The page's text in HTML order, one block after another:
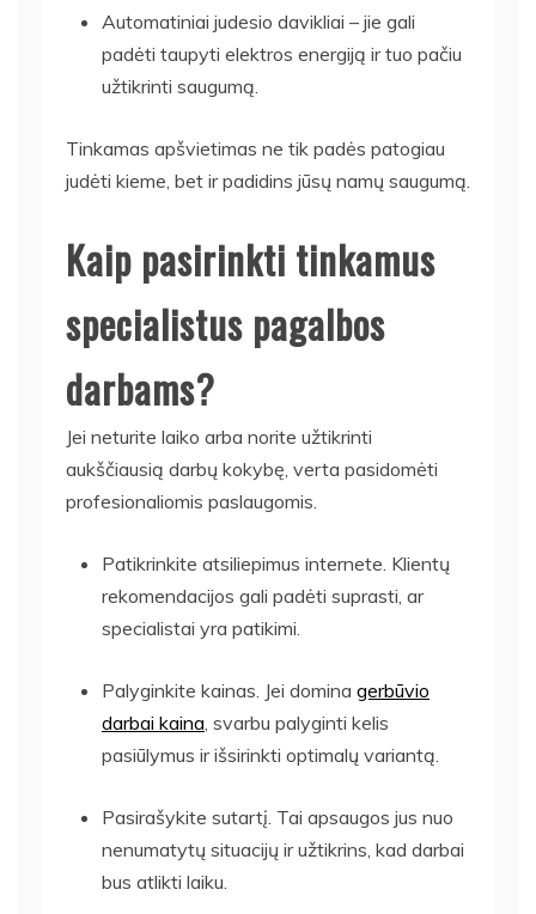
Automatiniai judesio davikliai – jie gali
padėti taupyti elektros energiją ir tuo pačiu
užtikrinti saugumą.
Tinkamas apšvietimas ne tik padės patogiau
judėti kieme, bet ir padidins jūsų namų saugumą.
Kaip pasirinkti tinkamus
specialistus pagalbos
darbams?
Jei neturite laiko arba norite užtikrinti
aukščiausią darbų kokybę, verta pasidomėti
profesionaliomis paslaugomis.
Patikrinkite atsiliepimus internete. Klientų
rekomendacijos gali padėti suprasti, ar
specialistai yra patikimi.
Palyginkite kainas. Jei domina gerbūvio
darbai kaina , svarbu palyginti kelis
pasiūlymus ir išsirinkti optimalų variantą.
Pasirašykite sutartį. Tai apsaugos jus nuo
nenumatytų situacijų ir užtikrins, kad darbai
bus atlikti laiku.